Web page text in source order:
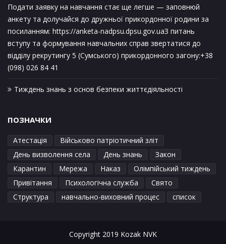
Подати заявку на навчання стає ще легше — заповнюй
анкету та долучайся до дружньої прикордонної родини за
посиланням: https://anketa-nadpsu.dpsu.gov.uaЗ питань
вступу та формування навчальних справ звертатися до
відділу рекрутингу 5 (Сумського) прикордонного загону:+38
(098) 026 84 41
Тиждень знань з основ безпеки життєдіяльності
ПОЗНАЧКИ
Атестація
Військово патріотичний зліт
День визволення села
День знань
Закон
Карантин
Мережа Наказ
Олімпійський тиждень
Привітання
Психологічна служба
Свято
Структура
навчально-виховний процес список
Copyright 2019 Kozak NVK